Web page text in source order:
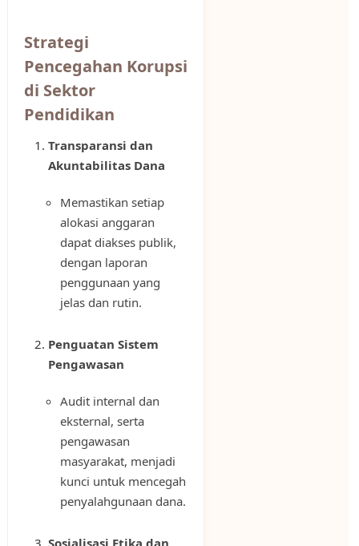
Strategi
Pencegahan Korupsi
di Sektor
Pendidikan
Transparansi dan
Akuntabilitas Dana
Memastikan setiap
alokasi anggaran
dapat diakses publik,
dengan laporan
penggunaan yang
jelas dan rutin.
Penguatan Sistem
Pengawasan
Audit internal dan
eksternal, serta
pengawasan
masyarakat, menjadi
kunci untuk mencegah
penyalahgunaan dana.
Sosialisasi Etika dan